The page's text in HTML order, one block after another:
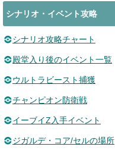
シナリオ・イベント攻略
シナリオ攻略チャート
殿堂入り後のイベント一覧
ウルトラビースト捕獲
チャンピオン防衛戦
イーブイZ入手イベント
ジガルデ・コア/セルの場所